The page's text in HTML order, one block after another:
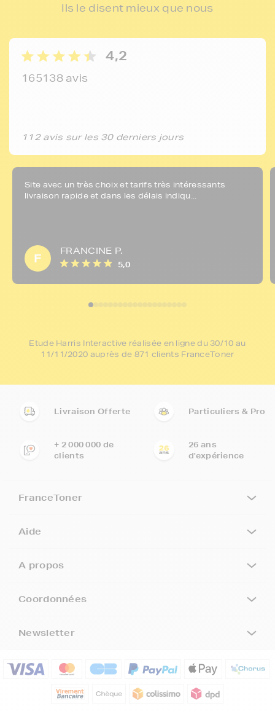
Ils le disent mieux que nous
4,2
165138 avis
112 avis sur les 30 derniers jours
Site avec un très choix et tarifs très intéressants
livraison rapide et dans les délais indiqu...
F
FRANCINE P.
5,0
Etude Harris Interactive réalisée en ligne du 30/10 au
11/11/2020 auprès de 871 clients FranceToner
Livraison Offerte Particuliers & Pro
+ 2 000 000 de
clients
26 ans
d'expérience
FranceToner
Aide
A propos
Coordonnées
Newsletter
5€ offerts sur votre 1ère